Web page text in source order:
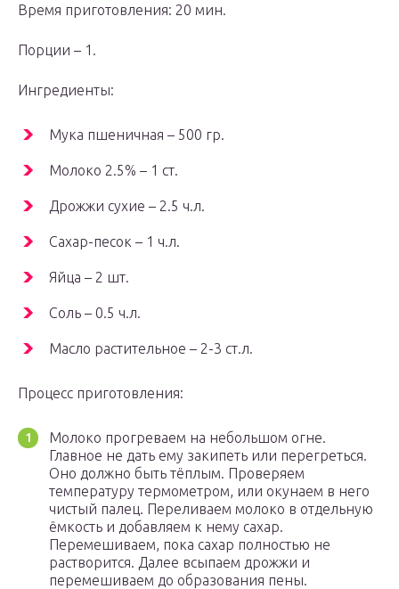
Время приготовления: 20 мин.
Порции – 1.
Ингредиенты:
Мука пшеничная – 500 гр.
Молоко 2.5% – 1 ст.
Дрожжи сухие – 2.5 ч.л.
Сахар-песок – 1 ч.л.
Яйца – 2 шт.
Соль – 0.5 ч.л.
Масло растительное – 2-3 ст.л.
Процесс приготовления:
Молоко прогреваем на небольшом огне.
Главное не дать ему закипеть или перегреться.
Оно должно быть тёплым. Проверяем
температуру термометром, или окунаем в него
чистый палец. Переливаем молоко в отдельную
ёмкость и добавляем к нему сахар.
Перемешиваем, пока сахар полностью не
растворится. Далее всыпаем дрожжи и
перемешиваем до образования пены.